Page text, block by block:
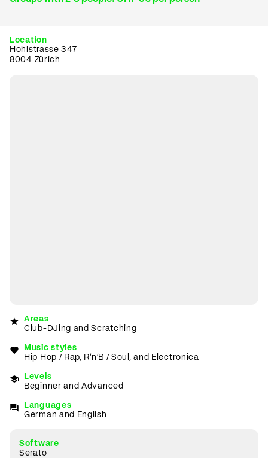
Location
Hohlstrasse 347
8004 Zürich
Areas
Club-DJing and Scratching
Music styles
Hip Hop / Rap, R'n'B / Soul, and Electronica
Levels
Beginner and Advanced
Languages
German and English
Software
Serato